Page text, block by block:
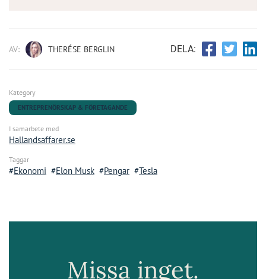
AV: THERÉSE BERGLIN DELA:
Kategory
ENTREPRENÖRSKAP & FÖRETAGANDE
I samarbete med
Hallandsaffarer.se
Taggar
Ekonomi Elon Musk Pengar Tesla
Missa inget.